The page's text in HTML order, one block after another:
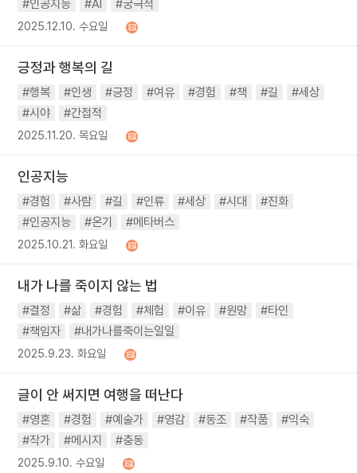
#인공지능
#AI #궁극적
2025.12.10. 수요일
긍정과 행복의 길
#행복 #인생 #긍정 #여유 #경험 #책 #길
#세상
#시야
#간접적
2025.11.20. 목요일
인공지능
#경험 #사람 #길 #인류 #세상 #시대
#진화
#인공지능
#온기 #메타버스
2025.10.21. 화요일
내가 나를 죽이지 않는 법
#결정 #삶 #경험 #체험 #이유 #원망
#타인
#책임자
#내가나를죽이는일일
2025.9.23. 화요일
글이 안 써지면 여행을 떠난다
#영혼 #경험 #예술가 #영감 #동조 #작품
#익숙
#작가
#메시지 #충동
2025.9.10. 수요일